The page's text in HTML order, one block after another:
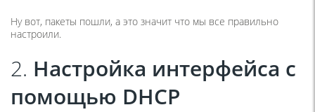
Ну вот, пакеты пошли, а это значит что мы все правильно
настроили.
2. Настройка интерфейса с
помощью DHCP